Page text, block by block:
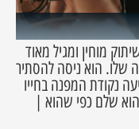
עם שיתוק מוחין ומגיל מאוד
שלו. הוא ניסה להסתיר
נקודת המפנה בחייו
שלם כפי שהוא |